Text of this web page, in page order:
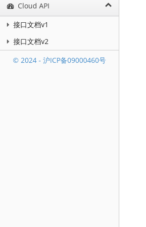
Cloud API
接口文档v1
接口文档v2
© 2024 - 沪ICP备09000460号